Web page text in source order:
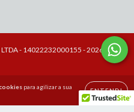
para agilizar a sua
ENTENDI
- 14022232000155 - 2026.